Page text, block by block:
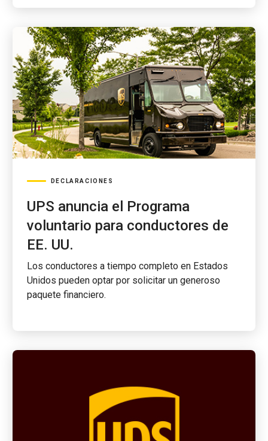
DECLARACIONES
UPS anuncia el Programa
voluntario para conductores de
EE. UU.
Los conductores a tiempo completo en Estados
Unidos pueden optar por solicitar un generoso
paquete financiero.